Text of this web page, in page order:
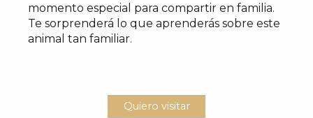
momento especial para compartir en familia.
Te sorprenderá lo que aprenderás sobre este
animal tan familiar.
Quiero visitar